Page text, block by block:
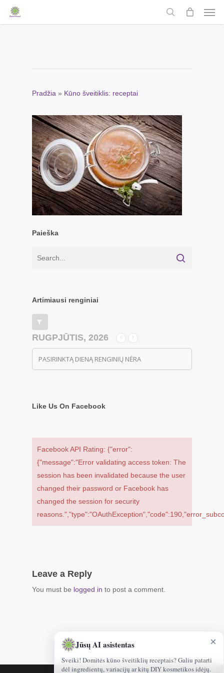
Skip
search
Pradžia » Kūno šveitiklis: receptai
Paieška
Artimiausi renginiai
RUGPJŪTIS, 2026
PASIRINKTĄ DIENĄ RENGINIŲ NĖRA
Like Us On Facebook
Facebook API Rating: {"error":
{"message":"Error validating access token: The
session has been invalidated because the user
changed their password or Facebook has
changed the session for security
Leave a Reply
You must be logged in to post a comment.
×
Jūsų AI asistentas
Sveiki! Domitės kūno šveitiklių receptais? Galiu patarti
dėl ingredientų, variacijų ar kitų DIY kosmetikos idėjų.